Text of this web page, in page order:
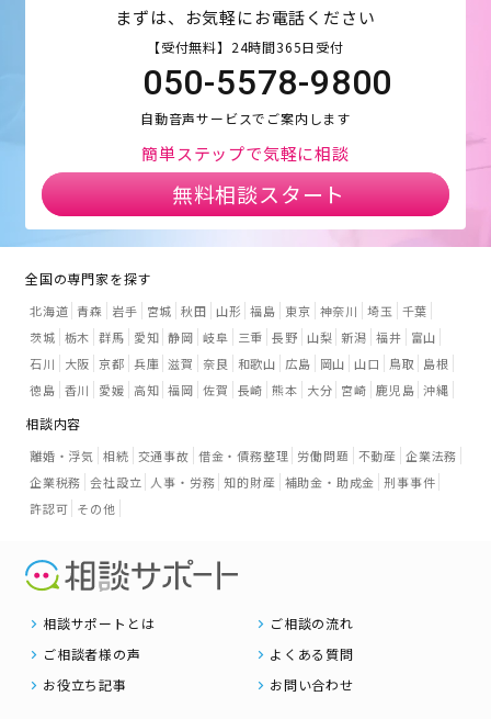
まずは、お気軽にお電話ください
【受付無料】24時間365日受付
050-5578-9800
自動音声サービスでご案内します
簡単ステップで気軽に相談
無料相談スタート
全国の専門家を探す
北海道 青森 岩手 宮城 秋田 山形 福島 東京 神奈川 埼玉
千葉
茨城 栃木 群馬 愛知 静岡 岐阜 三重 長野 山梨 新潟 福井
富山
石川
大阪 京都 兵庫 滋賀 奈良 和歌山 広島 岡山 山口 鳥取
島根
徳島 香川 愛媛 高知 福岡 佐賀 長崎 熊本 大分 宮崎 鹿児島 沖縄
相談内容
離婚・浮気 相続 交通事故 借金・債務整理 労働問題 不動産 企業法務
企業税務 会社設立 人事・労務 知的財産 補助金・助成金 刑事事件
許認可 その他
相談サポートとは
ご相談の流れ
ご相談者様の声
よくある質問
お役立ち記事
お問い合わせ